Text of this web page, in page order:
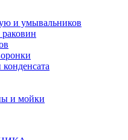
и умывальников
и мойки